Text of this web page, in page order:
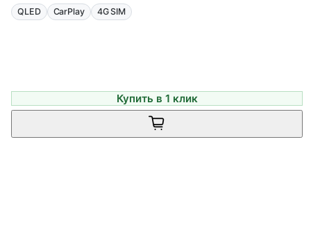
QLED CarPlay 4G SIM
Купить в 1 клик